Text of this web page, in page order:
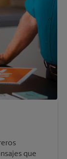
que